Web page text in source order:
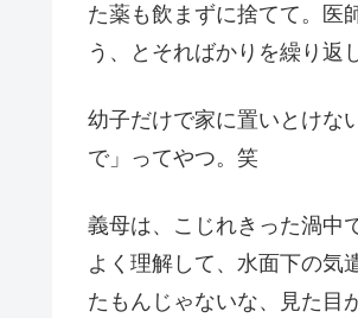
た薬も飲まずに捨てて。医
う、とそればかりを繰り返
幼子だけで家に置いとけな
で」ってやつ。笑
義母は、こじれきった渦中
よく理解して、水面下の気
たもんじゃないな、見た目